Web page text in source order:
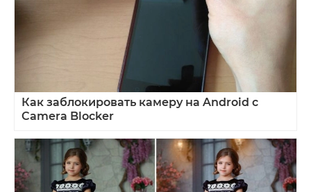
Как заблокировать камеру на Android с
Camera Blocker